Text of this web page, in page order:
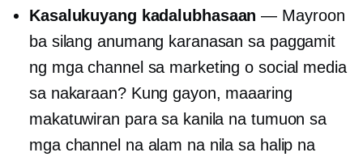
Kasalukuyang kadalubhasaan — Mayroon
ba silang anumang karanasan sa paggamit
ng mga channel sa marketing o social media
sa nakaraan? Kung gayon, maaaring
makatuwiran para sa kanila na tumuon sa
mga channel na alam na nila sa halip na